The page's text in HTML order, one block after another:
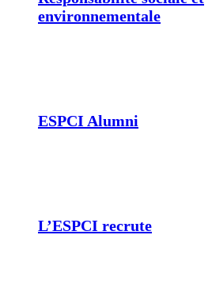
environnementale
ESPCI Alumni
L’ESPCI recrute